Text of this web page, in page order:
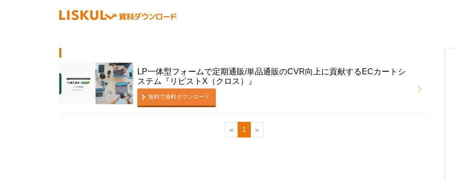
LP一体型フォームで定期通販/単品通販のCVR向上に貢献するECカートシ
ステム『リピストX（クロス）』
無料で資料ダウンロード
« 1 »